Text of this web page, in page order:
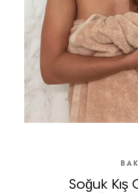
Soğuk Kış